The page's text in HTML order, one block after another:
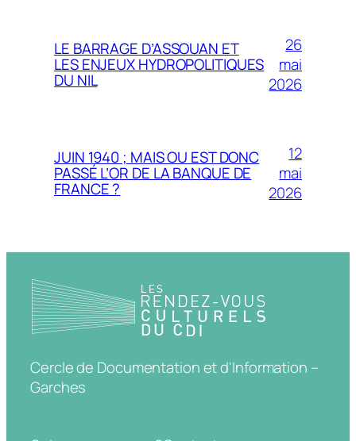
LE BARRAGE D’ASSOUAN ET
LES ENJEUX HYDROPOLITIQUES
DU NIL
26
mai
2026
JUIN 1940 ; MAIS OU EST DONC
PASSÉ L’OR DE LA BANQUE DE
FRANCE ?
12
mai
2026
Cercle de Documentation et d'Information –
Garches